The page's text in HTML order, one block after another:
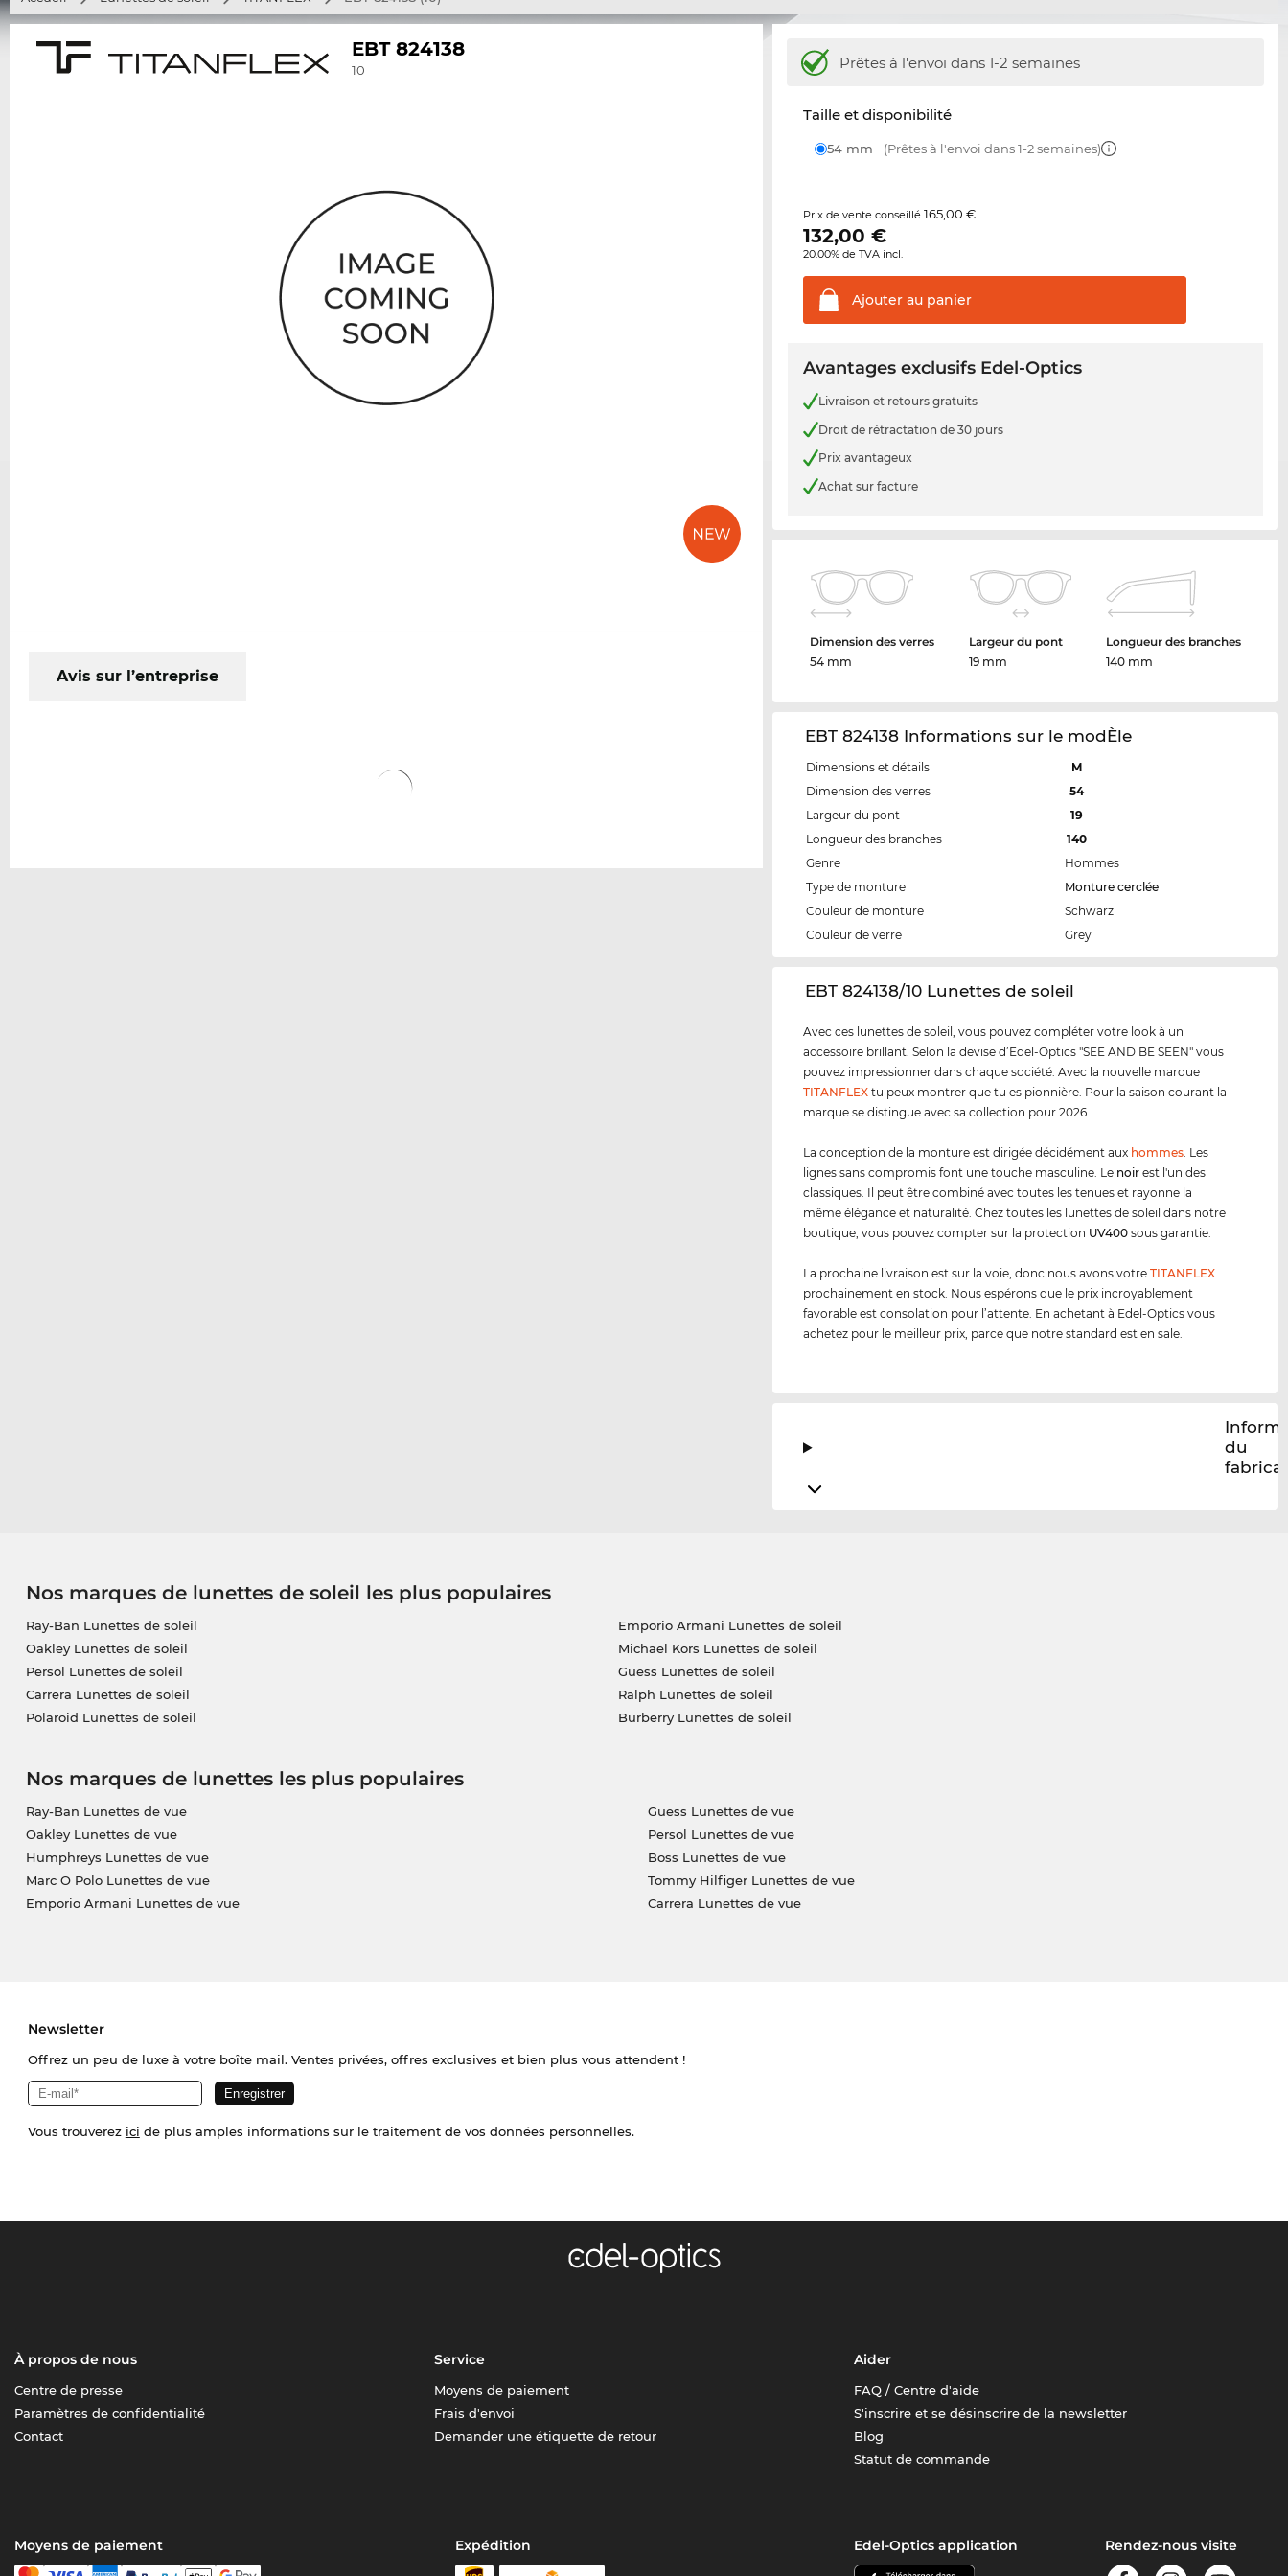
EBT 824138
10
Avis sur l’entreprise
Prêtes à l'envoi dans 1-2 semaines
Taille et disponibilité
54 mm (Prêtes à l'envoi dans 1-2 semaines)
Prix de vente conseillé165,00 €
132,00 €
20.00% de TVA incl.
Ajouter au panier
Avantages exclusifs Edel-Optics
Livraison et retours gratuits
Droit de rétractation de 30 jours
Prix avantageux
Achat sur facture
Dimension des verres
54 mm
Largeur du pont
19 mm
Longueur des branches
140 mm
EBT 824138 Informations sur le modÈle
Dimensions et détails
M
Dimension des verres
54
Largeur du pont
19
Longueur des branches
140
Genre
Hommes
Type de monture
Monture cerclée
Couleur de monture
Schwarz
Couleur de verre
Grey
‌EBT 824138/10 Lunettes de soleil
Avec ces lunettes de soleil, vous pouvez compléter votre look à un
accessoire brillant. Selon la devise d’Edel-Optics "SEE AND BE SEEN" vous
pouvez impressionner dans chaque société. Avec la nouvelle marque
TITANFLEX tu peux montrer que tu es pionnière. Pour la saison courant la
marque se distingue avec sa collection pour 2026.
La conception de la monture est dirigée décidément aux hommes. Les
lignes sans compromis font une touche masculine. Le noir est l'un des
classiques. Il peut être combiné avec toutes les tenues et rayonne la
même élégance et naturalité. Chez toutes les lunettes de soleil dans notre
boutique, vous pouvez compter sur la protection UV400 sous garantie.
La prochaine livraison est sur la voie, donc nous avons votreTITANFLEX
prochainement en stock. Nous espérons que le prix incroyablement
favorable est consolation pour l’attente. En achetant à Edel-Optics vous
achetez pour le meilleur prix, parce que notre standard est en sale.
du
Nos marques de lunettes de soleil les plus populaires
Ray-Ban Lunettes de soleil
Oakley Lunettes de soleil
Persol Lunettes de soleil
Carrera Lunettes de soleil
Polaroid Lunettes de soleil
Emporio Armani Lunettes de soleil
Michael Kors Lunettes de soleil
Guess Lunettes de soleil
Ralph Lunettes de soleil
Burberry Lunettes de soleil
Nos marques de lunettes les plus populaires
Ray-Ban Lunettes de vue
Oakley Lunettes de vue
Humphreys Lunettes de vue
Marc O Polo Lunettes de vue
Emporio Armani Lunettes de vue
Guess Lunettes de vue
Persol Lunettes de vue
Boss Lunettes de vue
Tommy Hilfiger Lunettes de vue
Carrera Lunettes de vue
Newsletter
Offrez un peu de luxe à votre boîte mail. Ventes privées, offres exclusives et bien plus vous attendent !
Vous trouverez ici de plus amples informations sur le traitement de vos données personnelles.
À propos de nous
Centre de presse
Paramètres de confidentialité
Contact
Service
Moyens de paiement
Frais d'envoi
Demander une étiquette de retour
Aider
FAQ / Centre d'aide
S'inscrire et se désinscrire de la newsletter
Blog
Statut de commande
Moyens de paiement Expédition Edel-Optics application Rendez-nous visite